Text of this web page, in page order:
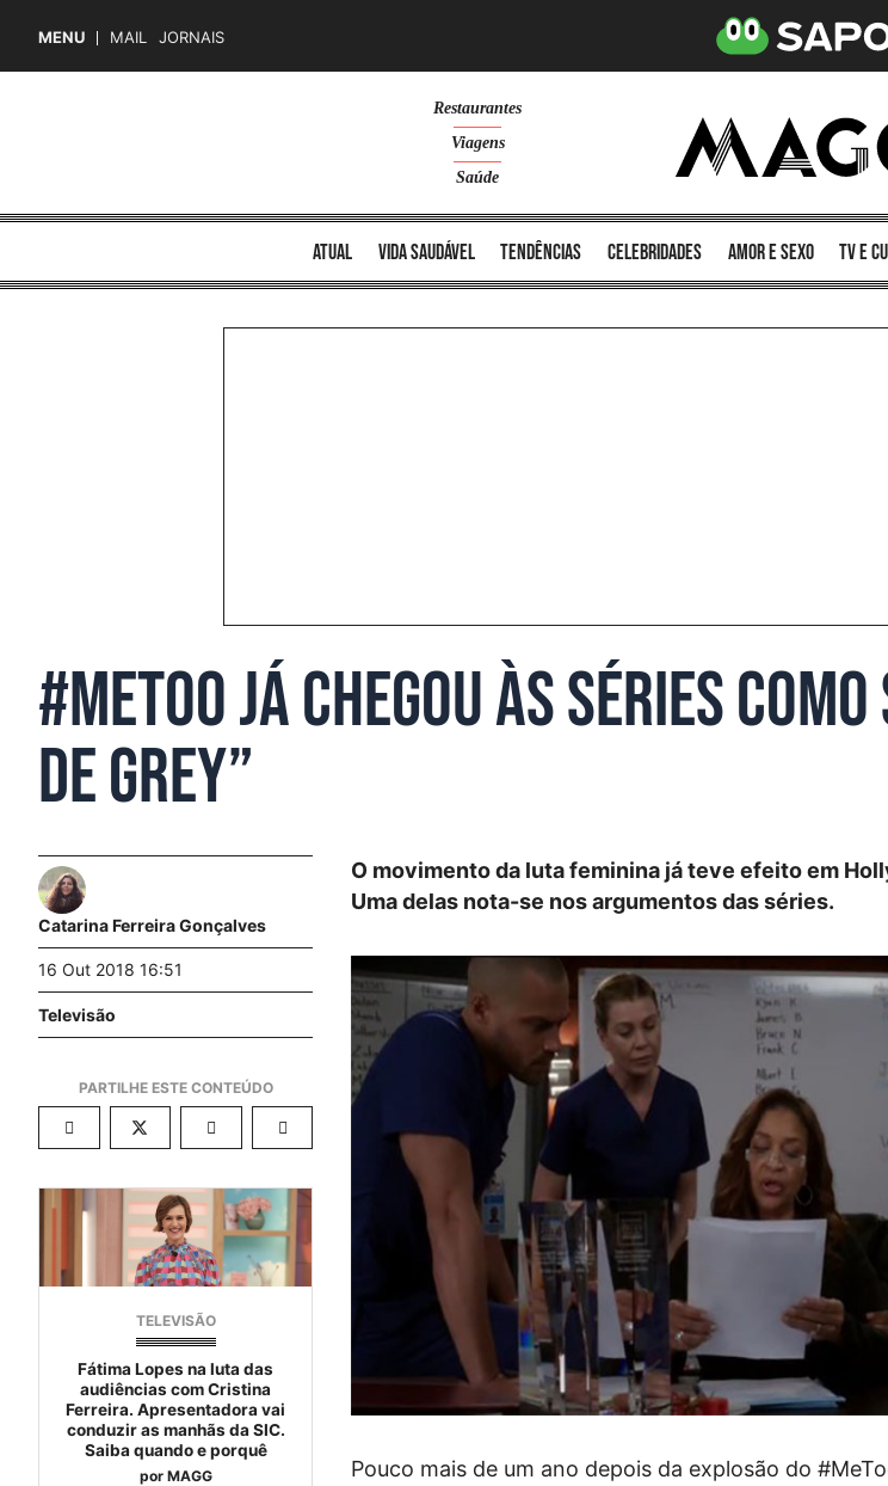
MENU MAIL JORNAIS
Restaurantes
Viagens
Saúde
atual vida saudável tendências celebridades amor e sexo TV e
#MeToo já chegou às séries
de Grey”
Catarina Ferreira Gonçalves
16 Out 2018 16:51
Televisão
TELEVISÃO
Fátima Lopes na luta das
audiências com Cristina
Ferreira. Apresentadora vai
conduzir as manhãs da SIC.
Saiba quando e porquê
por MAGG
O movimento da luta feminina já teve efeito em
Uma delas nota-se nos argumentos das séries.
Pouco mais de um ano depois da explosão do